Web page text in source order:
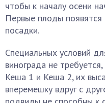
чтобы к началу осени
Первые плоды
посадки.
Специальных условий
винограда не
Кеша 1 и Кеша 2, их
вперемешку вдруг с